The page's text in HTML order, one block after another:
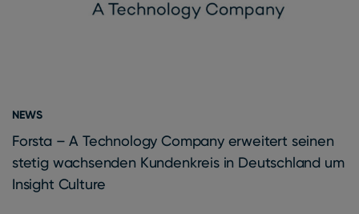
NEWS
Forsta – A Technology Company erweitert seinen
stetig wachsenden Kundenkreis in Deutschland um
Insight Culture